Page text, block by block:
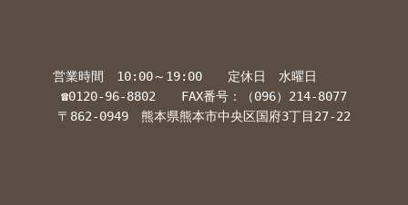
営業時間 10:00～19:00 定休日 水曜日
☎0120-96-8802 FAX番号：（096）214-8077
〒862-0949 熊本県熊本市中央区国府3丁目27-22